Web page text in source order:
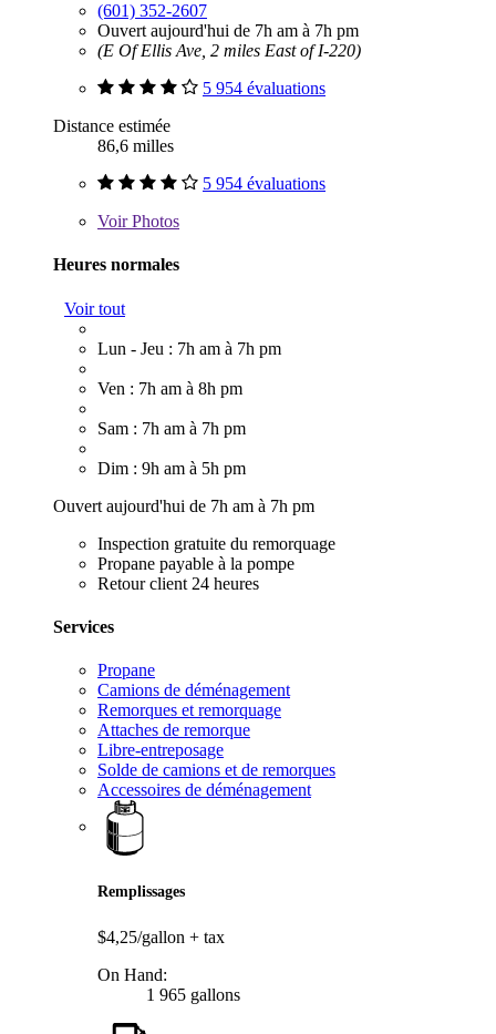
(601) 352-2607
Ouvert aujourd'hui de 7h am à 7h pm
(E Of Ellis Ave, 2 miles East of I-220)
5 954 évaluations
Distance estimée
86,6 milles
5 954 évaluations
VoirPhotos
Heures normales
Voir tout
Lun - Jeu : 7h am à 7h pm
Ven : 7h am à 8h pm
Sam : 7h am à 7h pm
Dim : 9h am à 5h pm
Ouvert aujourd'hui de 7h am à 7h pm
Inspection gratuite du remorquage
Propane payable à la pompe
Retour client 24 heures
Services
Propane
Camions de déménagement
Remorques et remorquage
Attaches de remorque
Libre-entreposage
Solde de camions et de remorques
Accessoires de déménagement
Remplissages
$4,25/gallon + tax
On Hand:
1 965 gallons